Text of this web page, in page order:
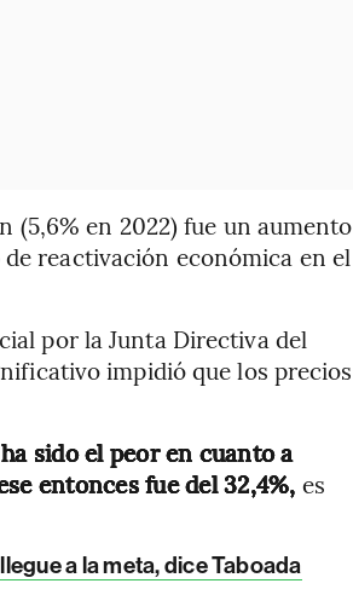
(5,6% en 2022) fue un aumento
reactivación económica en el
por la Junta Directiva del
impidió que los precios
ha sido el peor en cuanto a
entonces fue del 32,4%, es
a la meta, dice Taboada